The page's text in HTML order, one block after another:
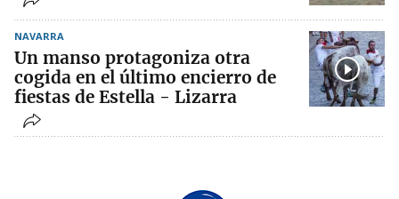
NAVARRA
Un manso protagoniza otra
cogida en el último encierro de
fiestas de Estella - Lizarra